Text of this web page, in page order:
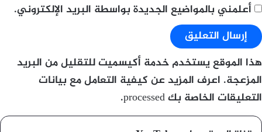
أعلمني بالمواضيع الجديدة بواسطة البريد الإلكتروني.
هذا الموقع يستخدم خدمة أكيسميت للتقليل من البريد
المزعجة. اعرف المزيد عن كيفية التعامل مع بيانات
التعليقات الخاصة بك processed
.